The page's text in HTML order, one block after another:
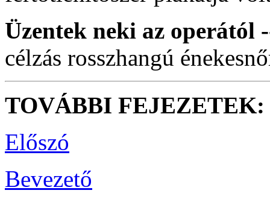
Üzentek neki az
célzás rosszhangú
TOVÁBBI FEJEZETEK:
Előszó
Bevezető